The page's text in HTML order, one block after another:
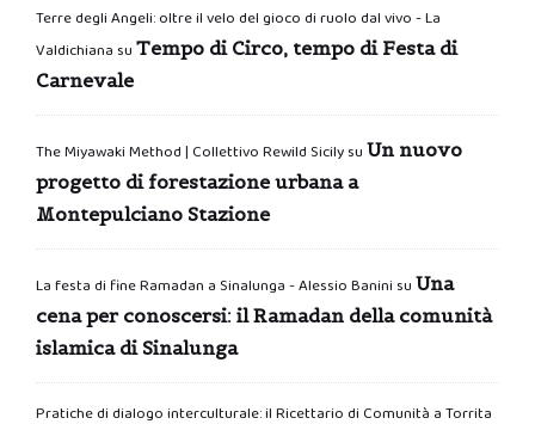
Terre degli Angeli: oltre il velo del gioco di ruolo dal vivo - La
Valdichiana su Tempo di Circo, tempo di Festa di
Carnevale
The Miyawaki Method | Collettivo Rewild Sicilysu Un nuovo
progetto di forestazione urbana a
Montepulciano Stazione
La festa di fine Ramadan a Sinalunga - Alessio Banini su Una
cena per conoscersi: il Ramadan della comunità
islamica di Sinalunga
Pratiche di dialogo interculturale: il Ricettario di Comunità a Torrita